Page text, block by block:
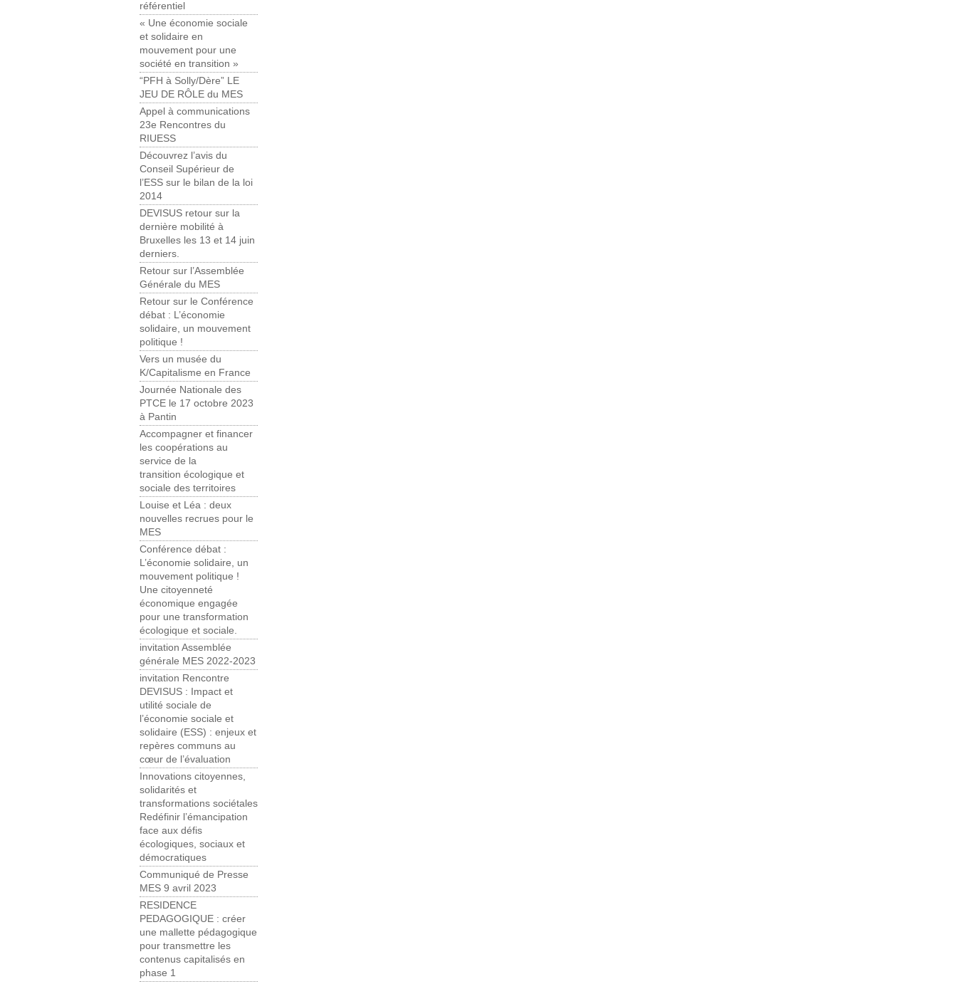
référentiel
« Une économie sociale
et solidaire en
mouvement pour une
société en transition »
“PFH à Solly/Dère” LE
JEU DE RÔLE du MES
Appel à communications
23e Rencontres du
RIUESS
Découvrez l’avis du
Conseil Supérieur de
l’ESS sur le bilan de la loi
2014
DEVISUS retour sur la
dernière mobilité à
Bruxelles les 13 et 14 juin
derniers.
Retour sur l’Assemblée
Générale du MES
Retour sur le Conférence
débat : L’économie
solidaire, un mouvement
politique !
Vers un musée du
K/Capitalisme en France
Journée Nationale des
PTCE le 17 octobre 2023
à Pantin
Accompagner et financer
les coopérations au
service de la
transition écologique et
sociale des territoires
Louise et Léa : deux
nouvelles recrues pour le
MES
Conférence débat :
L’économie solidaire, un
mouvement politique !
Une citoyenneté
économique engagée
pour une transformation
écologique et sociale.
invitation Assemblée
générale MES 2022-2023
invitation Rencontre
DEVISUS : Impact et
utilité sociale de
l’économie sociale et
solidaire (ESS) : enjeux et
repères communs au
cœur de l’évaluation
Innovations citoyennes,
solidarités et
transformations sociétales
Redéfinir l’émancipation
face aux défis
écologiques, sociaux et
démocratiques
Communiqué de Presse
MES 9 avril 2023
RESIDENCE
PEDAGOGIQUE : créer
une mallette pédagogique
pour transmettre les
contenus capitalisés en
phase 1